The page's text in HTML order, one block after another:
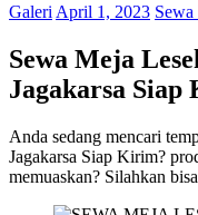
Galeri April 1, 2023
Sewa Meja
Jagakarsa
Anda sedang mencari
Jagakarsa Siap Kirim?
memuaskan? Silahkan